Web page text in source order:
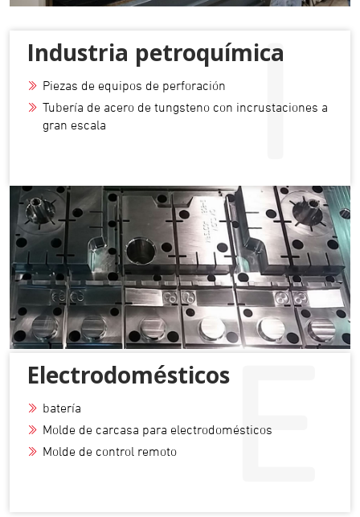
I
Industria petroquímica
Piezas de equipos de perforación
Tubería de acero de tungsteno con incrustaciones a
gran escala
E
Electrodomésticos
batería
Molde de carcasa para electrodomésticos
Molde de control remoto